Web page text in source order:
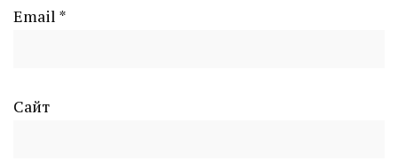
Email *
Сайт